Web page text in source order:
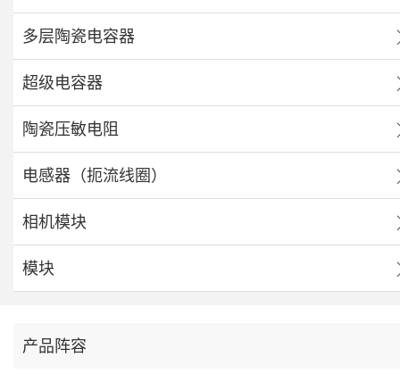
多层陶瓷电容器
超级电容器
陶瓷压敏电阻
电感器（扼流线圈）
相机模块
模块
产品阵容